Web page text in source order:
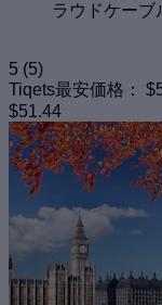
ラウドケーブ
5 (5)
Tiqets最安価格：
$51.44